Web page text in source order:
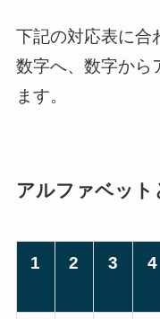
下記の対応表に合
数字へ、数字から
ます。
アルファベット
1 2 3 4